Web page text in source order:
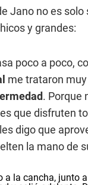
Jano no es
y grandes:
poco a poco,
me trataron
. Porque
que disfruten
digo que
la mano de